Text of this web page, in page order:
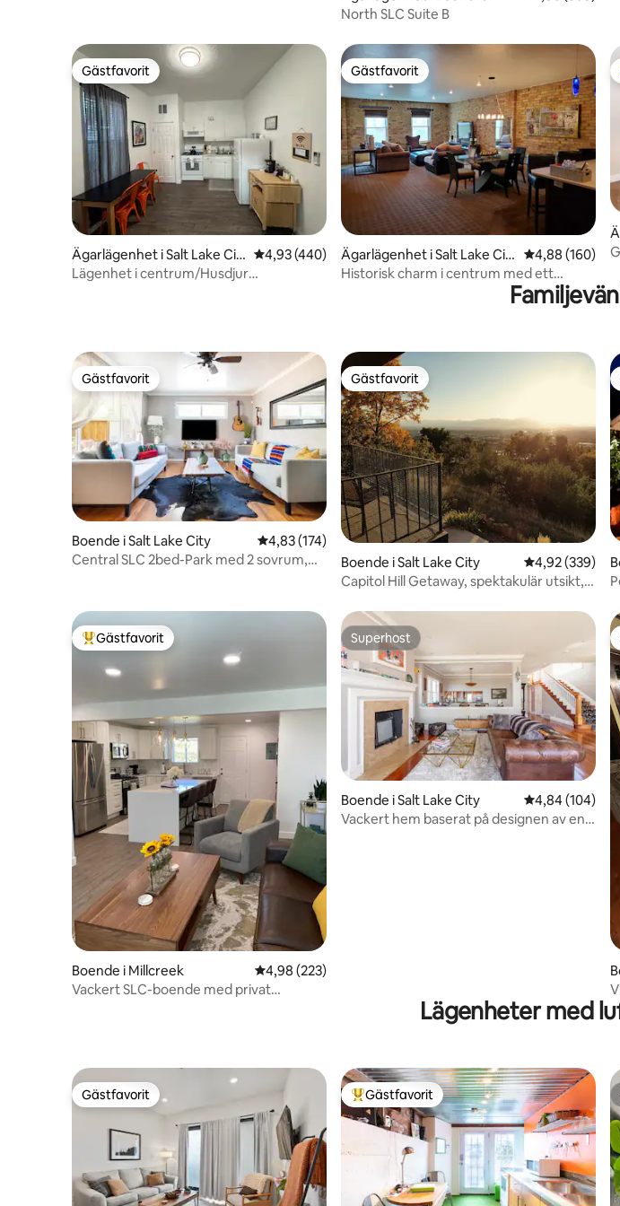
North SLC Suite B
Gästfavorit
Gästfavorit
Ägarlägenhet i Salt Lake Cit
y
4,93 av 5 i genomsnittligt betyg, 440 omdömen
4,93 (440)
Lägenhet i centrum/Husdjur
Gästfavorit
Gästfavorit
Ägarlägenhet i Salt Lake Cit
y
4,88 av 5 i
4,88 (160)
Historisk charm i centrum med ett
Gästfavorit
Gästfavorit
Boende i Salt Lake City 4,83 av 5 i genomsnittligt betyg, 174 omdömen
4,83 (174)
Central SLC 2bed-Park med 2 sovrum,
Gästfavorit
Gästfavorit
Boende i Salt Lake City 4,92 av 5 i
4,92 (339)
Capitol Hill Getaway, spektakulär utsikt, 2
Populär gästfavorit
Gästfavorit
Boende i Millcreek 4,98 av 5 i genomsnittligt betyg, 223 omdömen
4,98 (223)
Vackert SLC-boende med privat
Superhost
Superhost
Boende i Salt Lake City 4,84 av 5 i
4,84 (104)
Vackert hem baserat på designen av en
Lägenheter med
Gästfavorit
Gästfavorit Populär gästfavorit
Gästfavorit